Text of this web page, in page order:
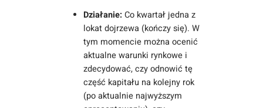
Działanie: Co kwartał jedna z
lokat dojrzewa (kończy się). W
tym momencie można ocenić
aktualne warunki rynkowe i
zdecydować, czy odnowić tę
część kapitału na kolejny rok
(po aktualnie najwyższym